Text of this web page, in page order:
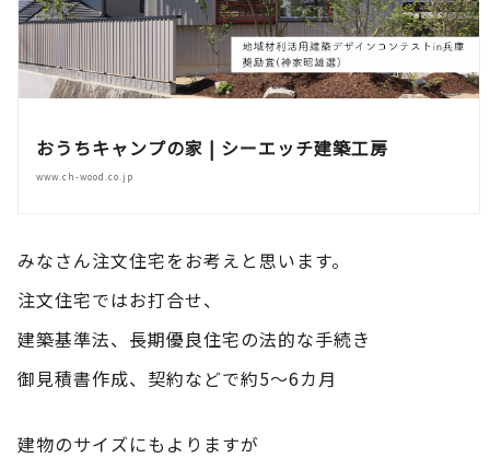
おうちキャンプの家 | シーエッチ建築工房
www.ch-wood.co.jp
みなさん注文住宅をお考えと思います。
注文住宅ではお打合せ、
建築基準法、長期優良住宅の法的な手続き
御見積書作成、契約などで約5～6カ月
建物のサイズにもよりますが